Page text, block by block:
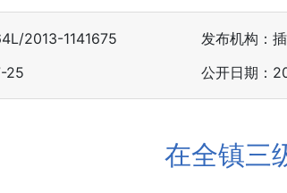
2013-1141675 发布机构：
25
公开日期：
在全镇三